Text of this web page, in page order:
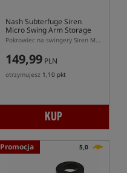
Nash Subterfuge Siren
Micro Swing Arm Storage
Case
Pokrowiec na swingery Siren Micro Swing Arm
149,99 PLN
otrzymujesz 1,10 pkt
KUP
Promocja 5,0